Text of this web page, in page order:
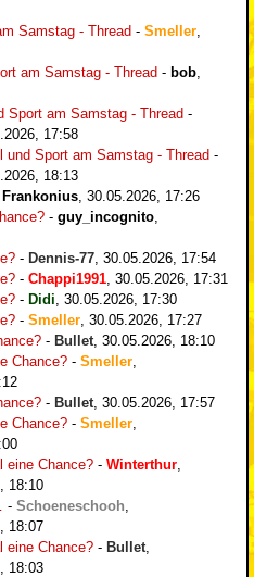
Samstag - Thread - Smeller
am Samstag - Thread - bob
Sport am Samstag - Thread -
17:58
und Sport am Samstag - Thread -
18:13
Frankonius 30.05.2026, 17:26
- guy_incognito
- Dennis-77 30.05.2026, 17:54
- Chappi1991 30.05.2026, 17:31
- Didi 30.05.2026, 17:30
- Smeller 30.05.2026, 17:27
- Bullet 30.05.2026, 18:10
Chance? - Smeller
- Bullet 30.05.2026, 17:57
Chance? - Smeller
eine Chance? - Winterthur
18:10
- Schoeneschooh
18:07
eine Chance? - Bullet
18:03